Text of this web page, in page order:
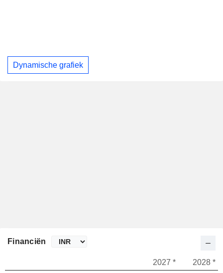
Dynamische grafiek
Financiën
2027 *
2028 *